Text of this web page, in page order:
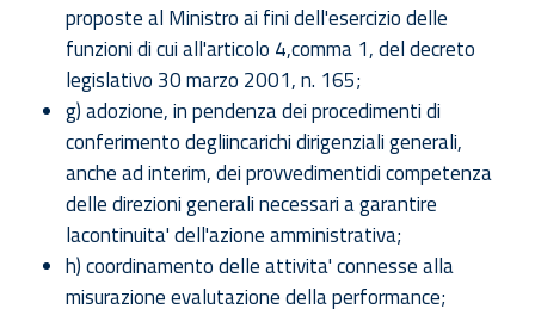
proposte al Ministro ai fini dell'esercizio delle
funzioni di cui all'articolo 4,comma 1, del decreto
legislativo 30 marzo 2001, n. 165;
g) adozione, in pendenza dei procedimenti di
conferimento degliincarichi dirigenziali generali,
anche ad interim, dei provvedimentidi competenza
delle direzioni generali necessari a garantire
lacontinuita' dell'azione amministrativa;
h) coordinamento delle attivita' connesse alla
misurazione evalutazione della performance;